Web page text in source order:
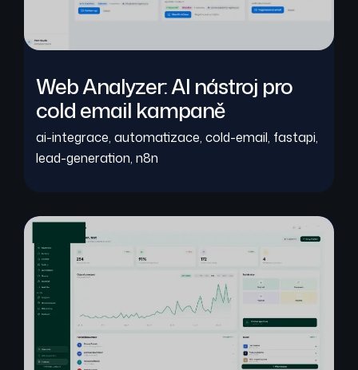
Web Analyzer: AI nástroj pro
cold email kampaně
ai-integrace, automatizace, cold-email, fastapi,
lead-generation, n8n